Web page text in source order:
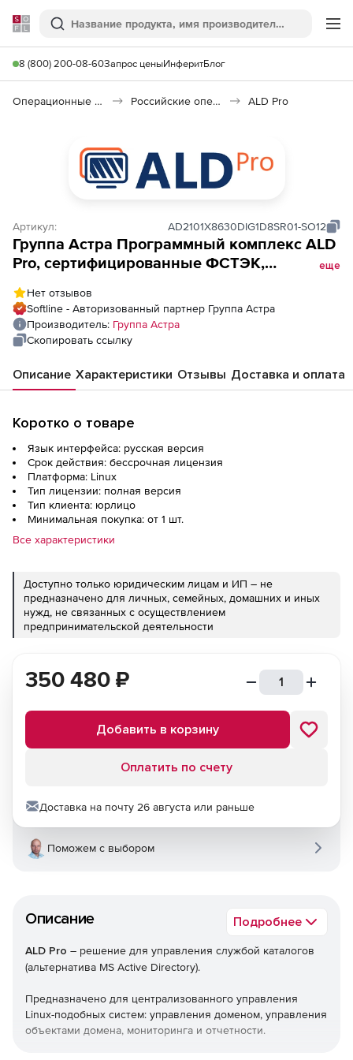
Softline
Поиск
8 (800) 200-08-60Запрос ценыИнферитБлог
Операционные системы Российские операционные системы (Импортозамещение) ALD Pro
Артикул: AD2101X8630DIG1D8SR01-SO12
Группа Астра Программный комплекс ALD
Pro, сертифицированные ФСТЭК,
Лицензия на ПК ALD Pro РДЦП.10101-02
(ФСТЭК) на 1 контроллер домена, на 8
управляемых устройств и ОС СН «Astra
(ФСТЭК) для 8 серверов, электронный, на
срок действия искл.права, с
вкл.обновлениями Тип 1 на 12 мес
еще
Нет отзывов
Softline - Авторизованный партнер Группа Астра
Производитель: Группа Астра
Скопировать ссылку
Описание Характеристики Отзывы Доставка и оплата
Коротко о товаре
Язык интерфейса: русская версия
Срок действия: бессрочная лицензия
Платформа: Linux
Тип лицензии: полная версия
Тип клиента: юрлицо
Минимальная покупка: от 1 шт.
Все характеристики
Доступно только юридическим лицам и ИП – не
предназначено для личных, семейных, домашних и иных
нужд, не связанных с осуществлением
предпринимательской деятельности
Описание Подробнее
ALD Pro – решение для управления службой каталогов
(альтернатива MS Active Directory).
Предназначено для централизованного управления
Linux-подобных систем: управления доменом, управления
объектами домена, мониторинга и отчетности.
350 480 ₽
Добавить в корзину
Оплатить по счету
Доставка на почту 26 августа или раньше
Поможем с выбором